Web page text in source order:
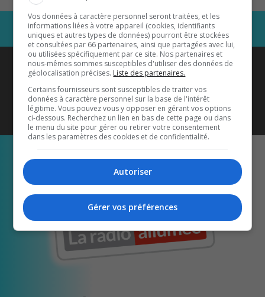
Coyote New Countryest diffusé
également sur1033 HD2
Écoutez-nous aussi sur…
Vos données à caractère personnel seront traitées, et les
informations liées à votre appareil (cookies, identifiants
uniques et autres types de données) pourront être stockées
et consultées par 66 partenaires, ainsi que partagées avec lui,
ou utilisées spécifiquement par ce site. Nos partenaires et
nous-mêmes sommes susceptibles d'utiliser des données de
géolocalisation précises. Liste des partenaires.
Certains fournisseurs sont susceptibles de traiter vos
données à caractère personnel sur la base de l'intérêt
légitime. Vous pouvez vous y opposer en gérant vos options
ci-dessous. Recherchez un lien en bas de cette page ou dans
le menu du site pour gérer ou retirer votre consentement
dans les paramètres des cookies et de confidentialité.
Autoriser
Gérer vos préférences